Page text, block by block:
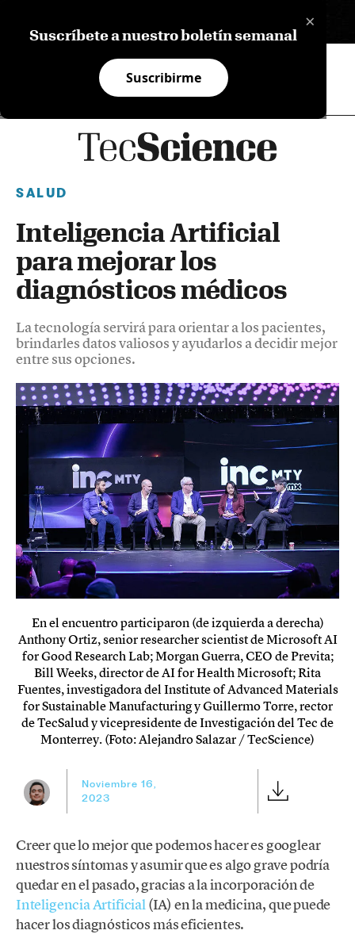
×
Suscríbete a nuestro boletín semanal
Suscribirme
SALUD
Inteligencia Artificial
para mejorar los
diagnósticos médicos
La tecnología servirá para orientar a los pacientes,
brindarles datos valiosos y ayudarlos a decidir mejor
entre sus opciones.
En el encuentro participaron (de izquierda a derecha)
Anthony Ortiz, senior researcher scientist de Microsoft AI
for Good Research Lab; Morgan Guerra, CEO de Previta;
Bill Weeks, director de AI for Health Microsoft; Rita
Fuentes, investigadora del Institute of Advanced Materials
for Sustainable Manufacturing y Guillermo Torre, rector
de TecSalud y vicepresidente de Investigación del Tec de
Monterrey. (Foto: Alejandro Salazar / TecScience)
Noviembre 16,
2023
Creer que lo mejor que podemos hacer es googlear
nuestros síntomas y asumir que es algo grave podría
quedar en el pasado, gracias a la incorporación de
Inteligencia Artificial(IA) en la medicina, que puede
hacer los diagnósticos más eficientes.